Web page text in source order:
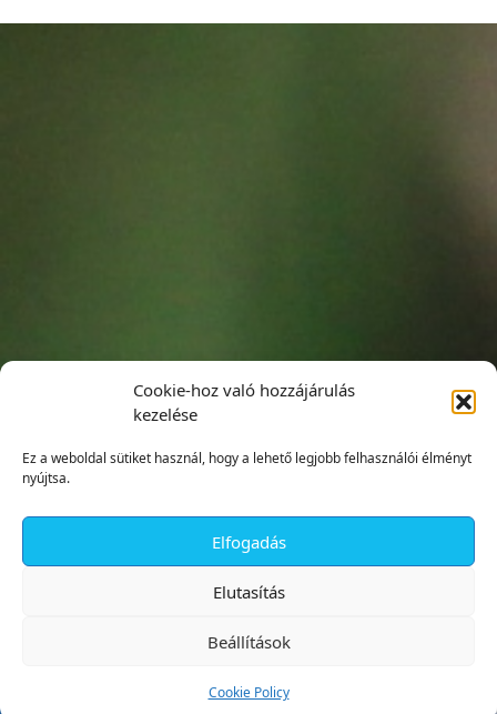
Cookie-hoz való hozzájárulás
kezelése
Ez a weboldal sütiket használ, hogy a lehető legjobb felhasználói élményt
nyújtsa.
Elfogadás
Elutasítás
Beállítások
Cookie Policy
✕